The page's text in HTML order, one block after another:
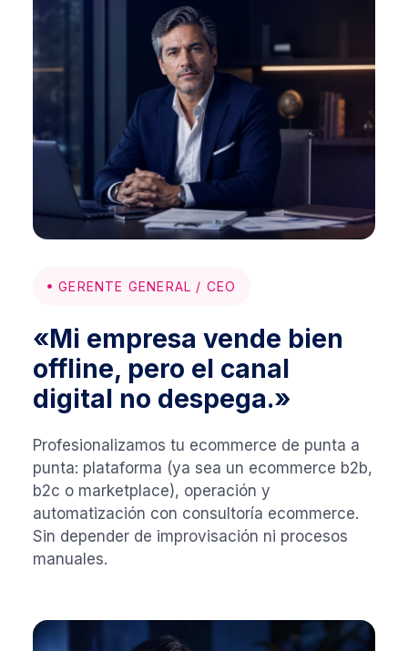
GERENTE GENERAL / CEO
«Mi empresa vende bien
offline, pero el canal
digital no despega.»
Profesionalizamos tu ecommerce de punta a
punta: plataforma (ya sea un ecommerce b2b,
b2c o marketplace), operación y
automatización con consultoría ecommerce.
Sin depender de improvisación ni procesos
manuales.